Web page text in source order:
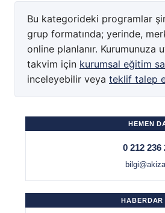
Bu kategorideki programlar
grup formatında; yerinde,
online planlanır. Kurumunuza
takvim için kurumsal eğitim
inceleyebilir veya teklif talep
HEMEN
0 212 236
HABERDAR